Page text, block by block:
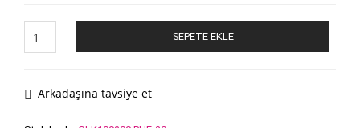
CM
SEPETE EKLE
Arkadaşına tavsiye et